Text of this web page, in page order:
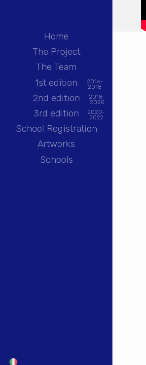
Home
The Project
The Team
1st edition
2016-
2018
2nd edition 2018-
2020
3rd edition 2020-
2022
School Registration
Artworks
Schools